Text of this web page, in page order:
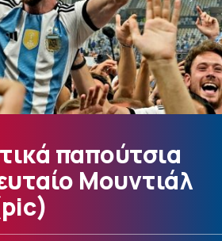
παπούτσια
Μουντιάλ